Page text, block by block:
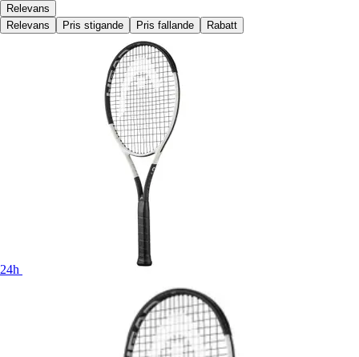
Relevans
Relevans
Pris stigande Pris fallande Rabatt
24h